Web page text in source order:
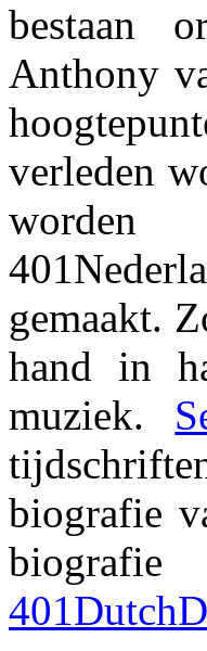
bestaan
Anthony
verleden
gemaakt.
hand in
muziek.
biografie